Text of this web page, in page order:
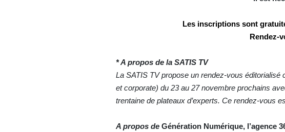
Les inscriptions sont
Rendez-
* A propos de la SATIS TV
La SATIS TV propose un rendez-vous
et corporate)du 23 au 27 novembre prochains
trentaine de plateaux d’experts. Ce rendez-vous
A propos deGénération Numérique, l’agence